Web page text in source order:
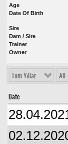
Age
Date Of Birth
Sire
Dam / Sire
Trainer
Owner
Tüm Yıllar All
Date